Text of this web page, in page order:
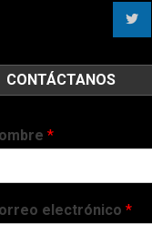
CONTÁCTANOS
*
electrónico *